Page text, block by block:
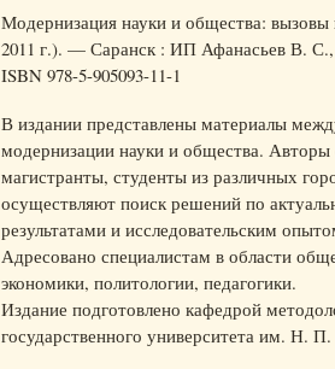
Модернизация науки и общества:
2011 г.). — Саранск : ИП Афанасьев В.
ISBN 978-5-905093-11-1
В издании представлены материалы
модернизации науки и общества.
магистранты, студенты из различных
осуществляют поиск решений по
результатами и исследовательским
Адресовано специалистам в области
экономики, политологии, педагогики.
Издание подготовлено кафедрой
государственного университета им. Н.